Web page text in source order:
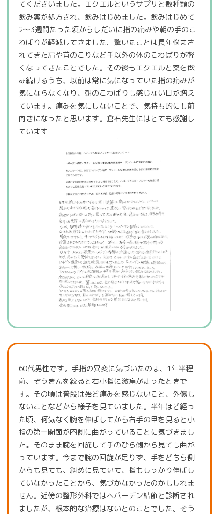
てくださいました。エクエルというサプリと数種類の
飲み薬が処方され、飲みはじめました。飲みはじめて
2〜3週間たった頃からしだいに指の痛みや朝の手のこ
わばりが軽減してきました。驚いたことは長年悩まさ
れてきた肩や首のこりなど手以外の体のこわばりが軽
くなってきたことでした。その後もエクエルと薬を飲
み続けるうち、以前は常に気になっていた指の痛みが
気にならなくなり、朝のこわばりも感じない日が増え
ています。痛みを気にしないことで、気持ち的にも前
向きになったと思います。倉石先生にはとても感謝し
ています
60代男性です。手指の異変に気づいたのは、1年半程
前、ぞうきんを絞ると右小指に激痛が走ったときで
す。その頃は普段は殆ど痛みを感じないこと、外傷も
ないことなどから様子を見ていました。半年ほど経っ
た頃、何気なく腕を伸ばしてから右手の甲を見ると小
指の第一関節が内側に曲がっていることに気づきまし
た。そのまま腕を回旋して手のひら側から見ても曲が
っています。今まで腕の回旋が足りず、手をどちら側
からも見ても、斜めに見ていて、指もしっかり伸ばし
ていなかったことから、気づかなかったのかもしれま
せん。近傍の整形外科ではヘバーデン結節と診断され
ましたが、根本的な治療はないとのことでした。そう